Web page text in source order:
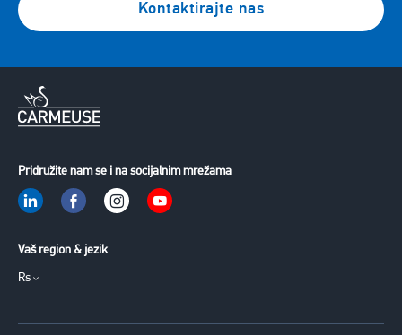
Kontaktirajte nas
Pridružite nam se i na socijalnim mrežama
Vaš region & jezik
Rs